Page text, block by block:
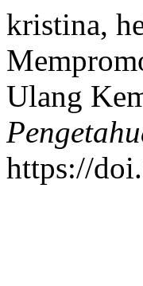
kristina,
Ulang
https://